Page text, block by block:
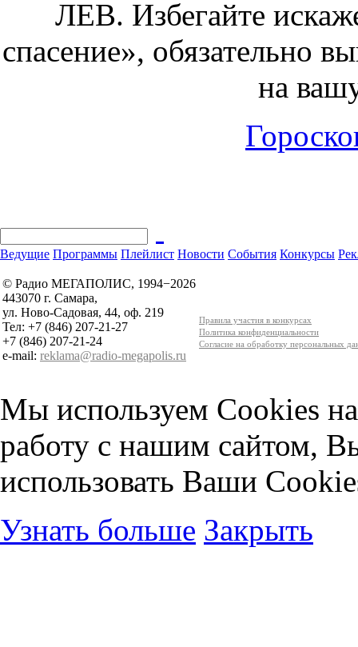
ЛЕВ. Избегайте
спасение», обязательно
на
Ведущие Программы Плейлист Новости События Конкурсы
© Радио МЕГАПОЛИС, 1994−2026
443070 г. Самара,
ул. Ново-Садовая, 44, оф. 219
Тел: +7 (846) 207-21-27
+7 (846) 207-21-24
e-mail: reklama@radio-megapolis.ru
Правила участия в конкурсах
Политика конфиденциальности
Согласие на обработку персональных
Мы используем Cookies
работу с нашим сайтом,
использовать Ваши
Узнать больше Закрыть